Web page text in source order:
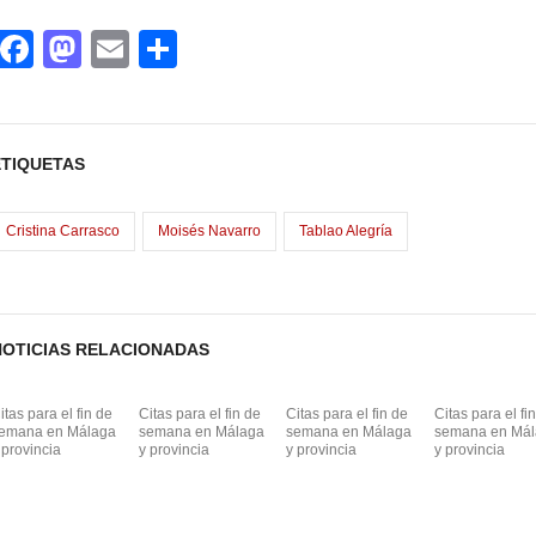
F
c
e
b
o
k
M
st
o
d
o
E
ail m
ar
tir
Cristina Carrasco Moisés Navarro Tablao Alegría
RELACIONADAS
para el fin de
en Málaga
Citas para el fin de
semana en Málaga
y provincia
Citas para el fin de
semana en Málaga
y provincia
Citas para el
semana en
y provincia